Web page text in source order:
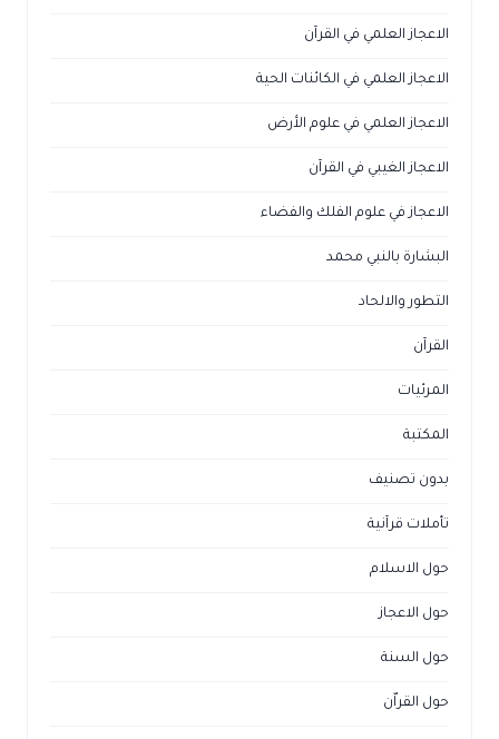
الاعجاز العلمي في القرآن
الاعجاز العلمي في الكائنات الحية
الاعجاز العلمي في علوم الأرض
الاعجاز الغيبي في القرآن
الاعجاز في علوم الفلك والفضاء
البشارة بالنبي محمد
التطور والالحاد
القرآن
المرئيات
المكتبة
بدون تصنيف
تأملات قرآنية
حول الاسلام
حول الاعجاز
حول السنة
حول القراّن